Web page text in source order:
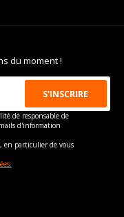
du moment !
de responsable de
d'information
en particulier de vous